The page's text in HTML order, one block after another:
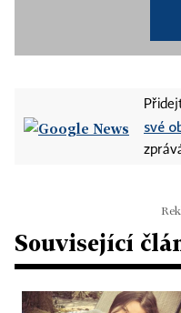
své
Související